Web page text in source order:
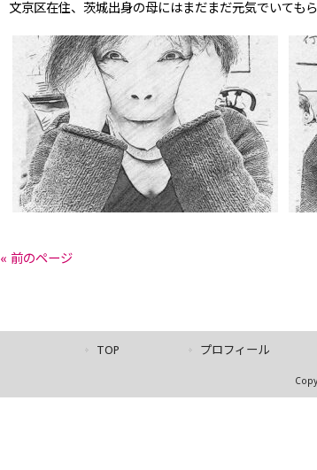
文京区在住、茨城出身の母にはまだまだ元気でいても
« 前のページ
TOP プロフィール